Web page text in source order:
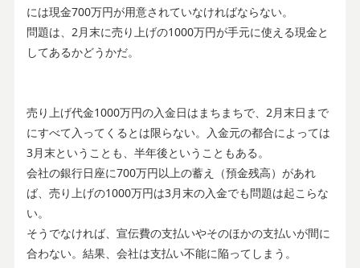
には現金700万円が用意されていなければならない。
問題は、2月末に売り上げの1000万円が手元に使える現金と
してあるかどうかだ。
売り上げ代金1000万円の入金日はまちまちで、2月末日まで
にすべて入ってくるとは限らない。入金元の都合によっては
3月末ということも、半年後ということもある。
会社の銀行日座に700万円以上の蓄え（預金残高）があれ
ば、売り上げの1000万円は3月末の入金でも問題は起こらな
い。
そうでなければ、宣伝費の支払いやそのほかの支払いが間に
合わない。結果、会社は支払い不能に陥ってしまう。